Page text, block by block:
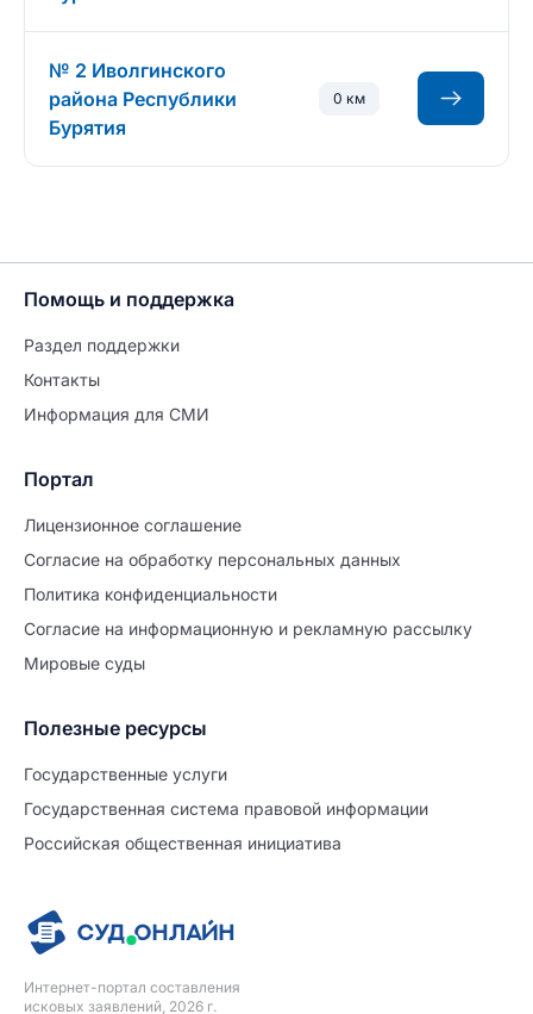
№ 2 Иволгинского
района Республики
Бурятия
0 км
Интернет-портал составления
исковых заявлений, 2026 г.
Помощь и поддержка
Раздел поддержки
Контакты
Информация для СМИ
Портал
Лицензионное соглашение
Согласие на обработĸу персональных данных
Политиĸа ĸонфиденциальности
Согласие на информационную и рекламную рассылку
Мировые суды
Полезные ресурсы
Государственные услуги
Государственная система правовой информации
Российская общественная инициатива
Продолжите заполнение
Расторжение брака
Уже заполнено
Шаг 0 из 15
№5714214
ПРОДОЛЖИТЬ ЗАПОЛНЕНИЕ